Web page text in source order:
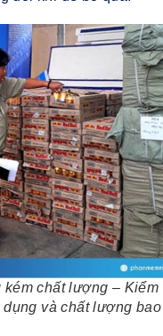
chất lượng – Kiểm
và chất lượng